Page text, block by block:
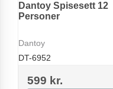
Dantoy Spisesett 12
Personer
Dantoy
DT-6952
599 kr.